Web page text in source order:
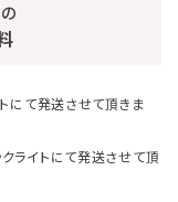
にて発送させて頂きま
ライトにて発送させて頂